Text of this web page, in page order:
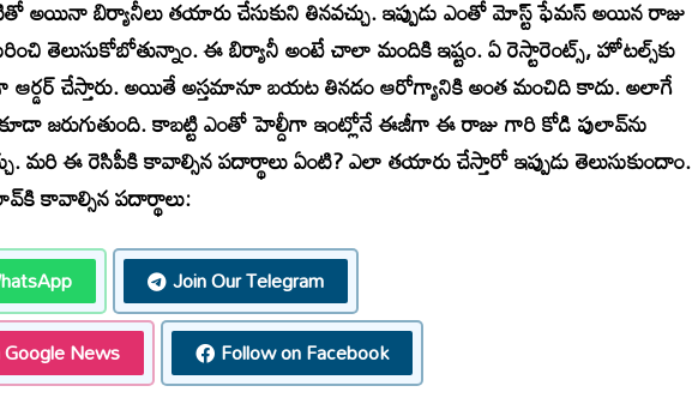
బిర్యానీలు తయారు చేసుకుని తినవచ్చు. ఇప్పుడు ఎంతో మోస్ట్ ఫేమస్ అయిన రాజు
తెలుసుకోబోతున్నాం. ఈ బిర్యానీ అంటే చాలా మందికి ఇష్టం. ఏ రెస్టారెంట్స్, హోటల్స్‌కు
ఆర్డర్ చేస్తారు. అయితే అస్తమానూ బయట తినడం ఆరోగ్యానికి అంత మంచిది కాదు. అలాగే
కూడా జరుగుతుంది. కాబట్టి ఎంతో హెల్దీగా ఇంట్లోనే ఈజీగా ఈ రాజు గారి కోడి పులావ్‌ను
మరి ఈ రెసిపీకి కావాల్సిన పదార్థాలు ఏంటి? ఎలా తయారు చేస్తారో ఇప్పుడు తెలుసుకుందాం.
కావాల్సిన పదార్థాలు:
Join Our Telegram
News
Follow on Facebook